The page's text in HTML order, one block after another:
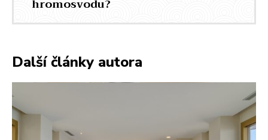
hromosvodu?
Další články autora